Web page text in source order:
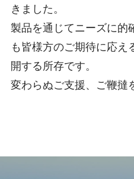
きました。
製品を通じてニーズに的
も皆様方のご期待に応え
開する所存です。
変わらぬご支援、ご鞭撻